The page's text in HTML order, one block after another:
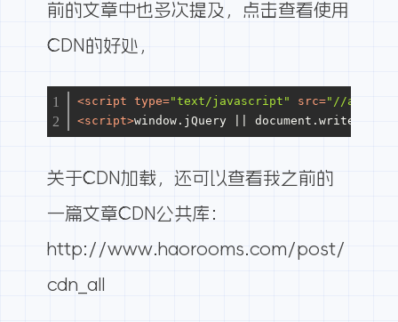
前的文章中也多次提及，
点击查看使用
CDN的好处，
<script type="text/javascript" src="//
<script>window.jQuery || document.write('
关于CDN加载，还可以查看我之前的
一篇文章CDN公共库 ：
http://www.haorooms.com/post/
cdn_all